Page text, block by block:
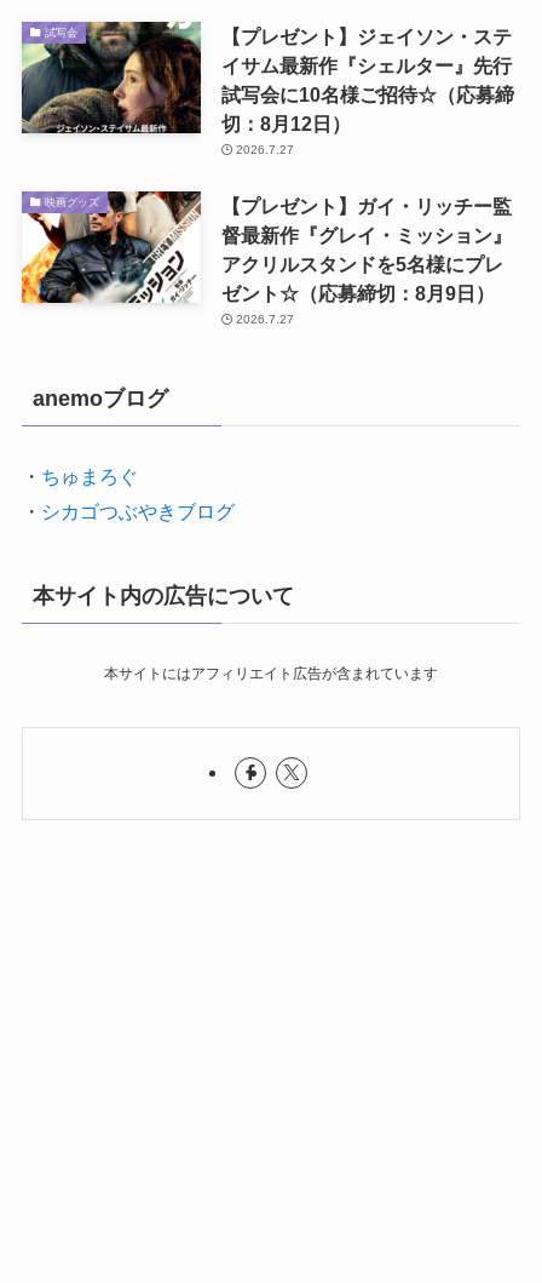
試写会
【プレゼント】ジェイソン・ステ
イサム最新作『シェルター』先行
試写会に10名様ご招待☆（応募締
切：8月12日）
2026.7.27
映画グッズ
【プレゼント】ガイ・リッチー監
督最新作『グレイ・ミッション』
アクリルスタンドを5名様にプレ
ゼント☆（応募締切：8月9日）
2026.7.27
anemoブログ
・ ちゅまろぐ
・ シカゴつぶやきブログ
本サイト内の広告について
本サイトにはアフィリエイト広告が含まれています